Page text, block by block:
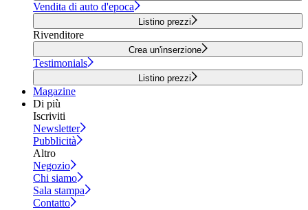
Vendita di auto d'epoca
Listino prezzi
Rivenditore
Crea un'inserzione
Testimonials
Listino prezzi
Magazine
Di più
Iscriviti
Newsletter
Pubblicità
Altro
Negozio
Chi siamo
Sala stampa
Contatto